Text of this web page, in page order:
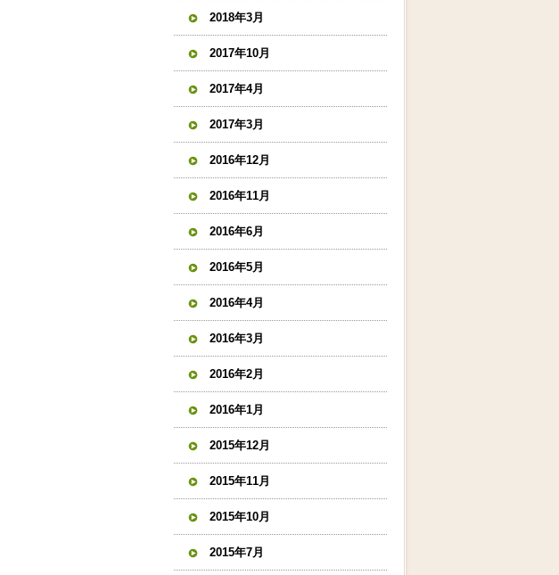
2018年3月
2017年10月
2017年4月
2017年3月
2016年12月
2016年11月
2016年6月
2016年5月
2016年4月
2016年3月
2016年2月
2016年1月
2015年12月
2015年11月
2015年10月
2015年7月